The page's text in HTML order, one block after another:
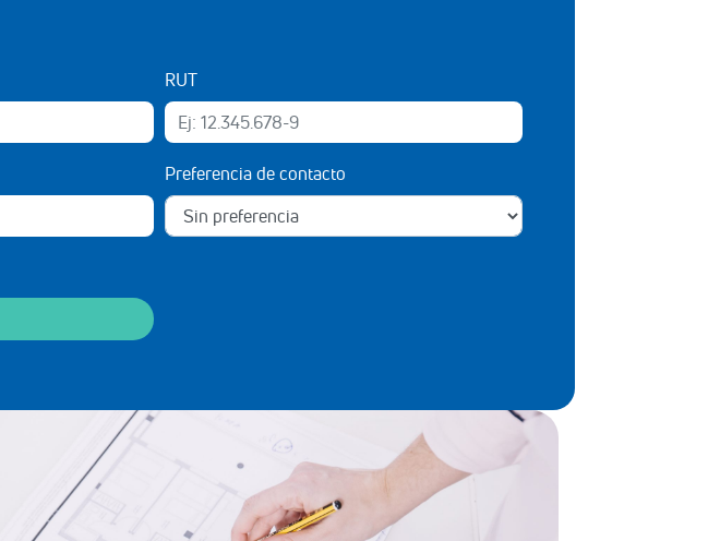
RUT
Preferencia de contacto